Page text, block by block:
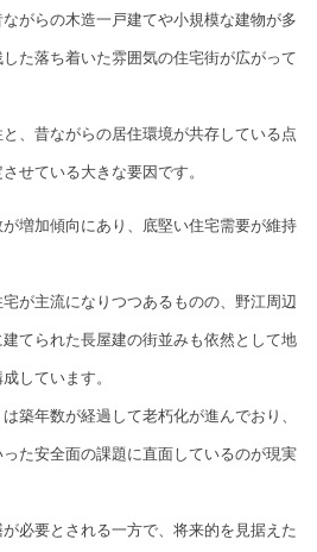
がらの木造一戸建てや小規模な建物が多
た落ち着いた雰囲気の住宅街が広がって
、昔ながらの居住環境が共存している点
せている大きな要因です。
増加傾向にあり、底堅い住宅需要が維持
が主流になりつつあるものの、野江周辺
てられた長屋建の街並みも依然として地
しています。
築年数が経過して老朽化が進んでおり、
た安全面の課題に直面しているのが現実
必要とされる一方で、将来的を見据えた